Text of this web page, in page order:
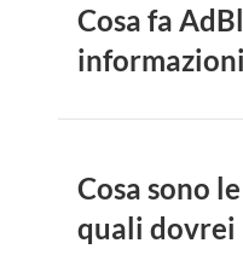
Cosa fa
Cosa sono
quali dovrei